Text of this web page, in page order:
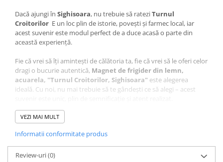
Dacă ajungi în Sighisoara, nu trebuie să rateziTurnul
Croitorilor E un loc plin de istorie, povești și farmec local, iar
acest suvenir este modul perfect de a duce acasă o parte din
această experiență.
Fie că vrei să îți amintești de călătoria ta, fie că vrei să le oferi celor
dragi o bucurie autentică, Magnet de frigider din lemn,
acuarela, "Turnul Croitorilor, Sighisoara" este alegerea
ideală. Cu noi, nu mai trebuie să te gândești ce să alegi – acest
Ce face acest suvenir special?
din Oradea, fiecare produs este lucrat cu grijă pentru a păstra
autenticitatea locului.
Artă personalizată
: Desenul care stă la baza acestui suvenir
VEZI MAI MULT
Informatii conformitate produs
Review-uri(0)